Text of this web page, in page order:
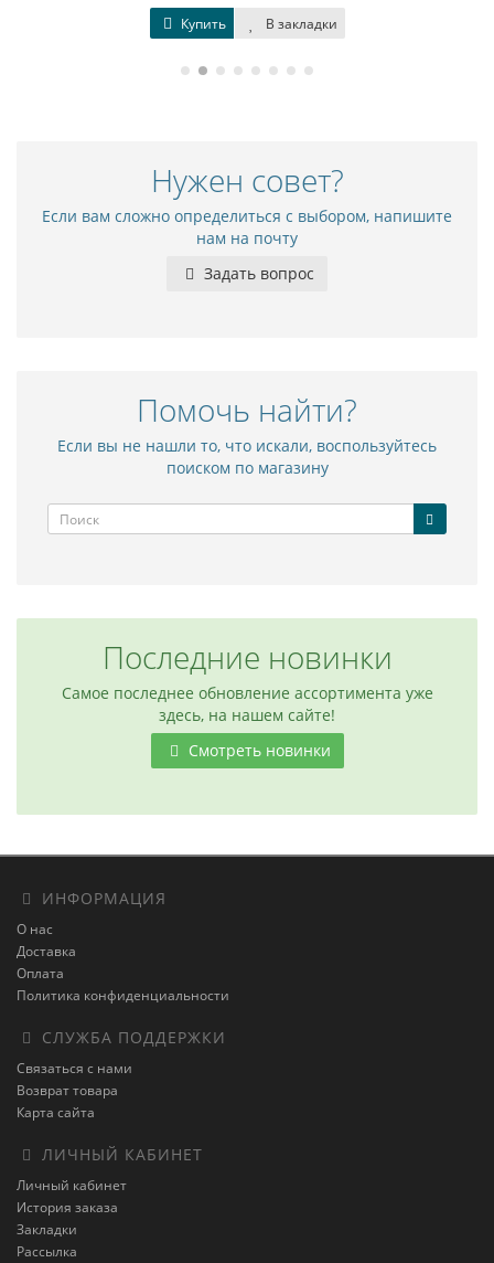
Купить В закладки
Нужен совет?
Если вам сложно определиться с выбором, напишите
нам на почту
Задать вопрос
Помочь найти?
Если вы не нашли то, что искали, воспользуйтесь
поиском по магазину
Последние новинки
Самое последнее обновление ассортимента уже
здесь, на нашем сайте!
Смотреть новинки
ИНФОРМАЦИЯ
О нас
Доставка
Оплата
Политика конфиденциальности
СЛУЖБА ПОДДЕРЖКИ
Связаться с нами
Возврат товара
Карта сайта
ЛИЧНЫЙ КАБИНЕТ
Личный кабинет
История заказа
Закладки
Рассылка